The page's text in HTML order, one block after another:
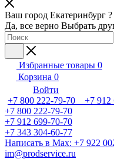
Ваш город Екатеринбург ?
Да, все верно Выбрать
Избранные товары 0
Корзина 0
Войти
+7 800 222-79-70 +7 912
+7 800 222-79-70
+7 912 699-70-70
+7 343 304-60-77
Написать в Max: +7 922
im@prodservice.ru